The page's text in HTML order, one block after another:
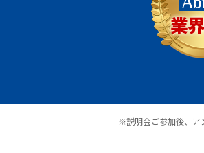
※説明会ご参加後、ア